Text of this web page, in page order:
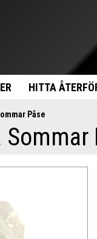
HITTA
Påse
Sommar